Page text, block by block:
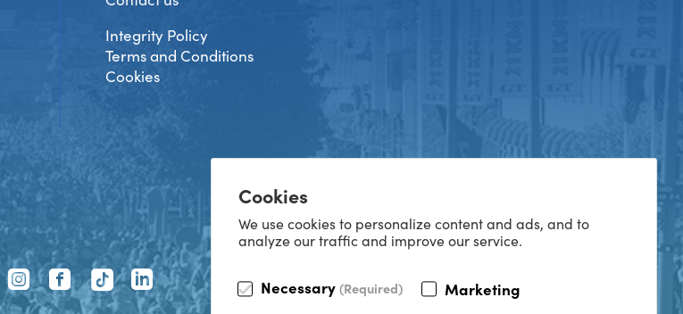
Cookies
We use cookies to personalize content and ads, and to
analyze our traffic and improve our service.
Necessary (Required) Marketing
Integrity Policy
Terms and Conditions
Cookies
TikTok